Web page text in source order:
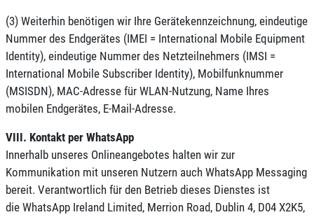
(3) Weiterhin benötigen wir Ihre Gerätekennzeichnung, eindeutige
Nummer des Endgerätes (IMEI = International Mobile Equipment
Identity), eindeutige Nummer des Netzteilnehmers (IMSI =
International Mobile Subscriber Identity), Mobilfunknummer
(MSISDN), MAC-Adresse für WLAN-Nutzung, Name Ihres
mobilen Endgerätes, E-Mail-Adresse.
VIII. Kontakt per WhatsApp
Innerhalb unseres Onlineangebotes halten wir zur
Kommunikation mit unseren Nutzern auch WhatsApp Messaging
bereit. Verantwortlich für den Betrieb dieses Dienstes ist
die WhatsApp Ireland Limited, Merrion Road, Dublin 4, D04 X2K5,